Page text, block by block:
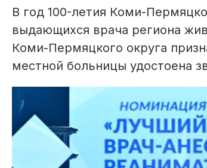
В год 100-летия Коми-
выдающихся врача региона
Коми-Пермяцкого округа
местной больницы удостоена